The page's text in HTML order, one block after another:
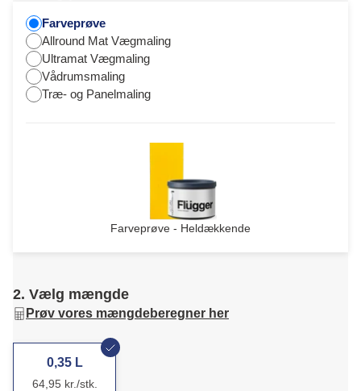
Farveprøve
Allround Mat Vægmaling
Ultramat Vægmaling
Vådrumsmaling
Træ- og Panelmaling
Farveprøve - Heldækkende
2. Vælg mængde
Prøv vores mængdeberegner her
0,35 L
64,95 kr./stk.